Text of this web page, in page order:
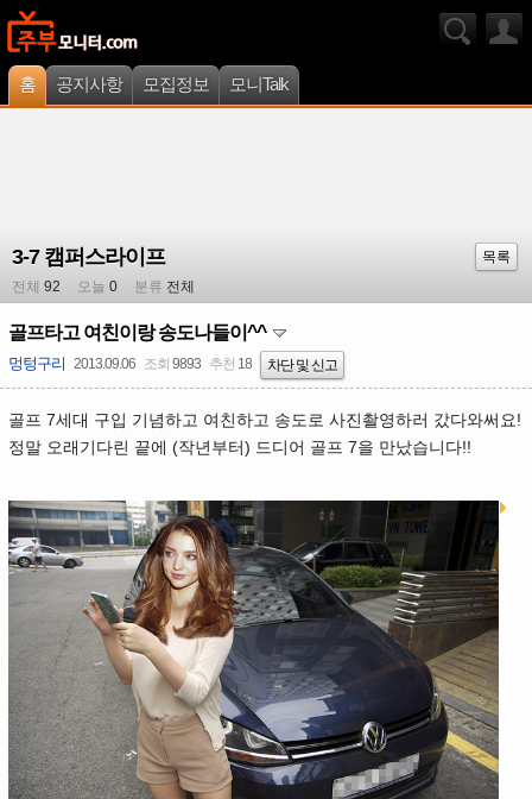
홈 공지사항 모집정보 모니Talk
3-7 캠퍼스라이프
목록
전체 92 오늘 0 분류 전체
골프타고 여친이랑 송도나들이^^
멍텅구리 2013.09.06 조회 9893 추천 18 차단 및 신고
골프 7세대 구입 기념하고 여친하고 송도로 사진촬영하러 갔다와써요!
정말 오래기다린 끝에 (작년부터) 드디어 골프 7을 만났습니다!!